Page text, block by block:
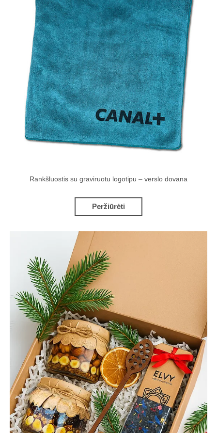
Rankšluostis su graviruotu logotipu – verslo dovana
Peržiūrėti